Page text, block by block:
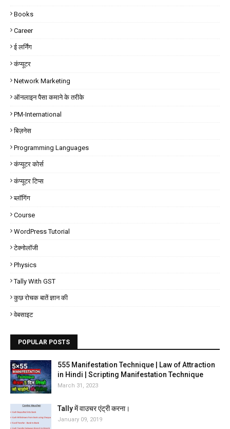
Books
Career
ई लर्निंग
कंप्यूटर
Network Marketing
ऑनलाइन पैसा कमाने के तरीके
PM-International
बिज़नेस
Programming Languages
कंप्यूटर कोर्स
कंप्यूटर टिप्स
ब्लॉगिंग
Course
WordPress Tutorial
टेक्नोलॉजी
Physics
Tally With GST
कुछ रोचक बातें ज्ञान की
वेबसाइट
POPULAR POSTS
555 Manifestation Technique | Law of Attraction
in Hindi | Scripting Manifestation Technique
March 31, 2023
Tally में वाउचर एंट्री करना।
January 09, 2019